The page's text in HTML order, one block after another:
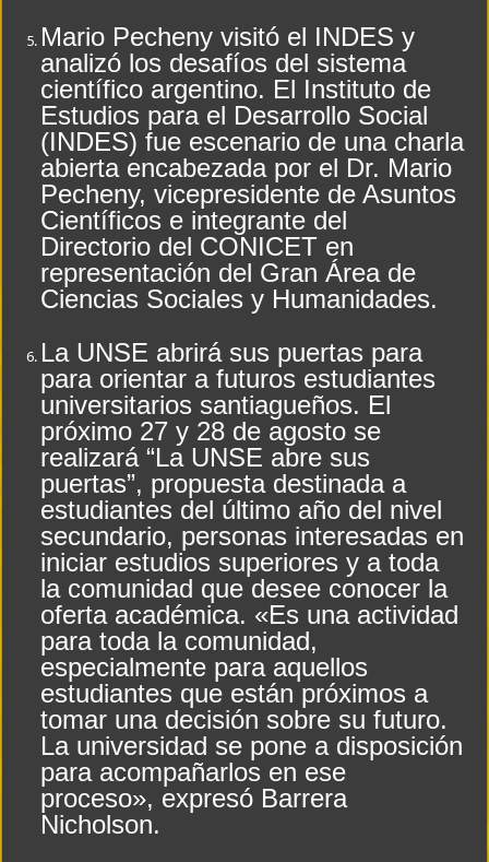
Mario Pecheny visitó el INDES y
analizó los desafíos del sistema
científico argentino. El Instituto de
Estudios para el Desarrollo Social
(INDES) fue escenario de una charla
abierta encabezada por el Dr. Mario
Pecheny, vicepresidente de Asuntos
Científicos e integrante del
Directorio del CONICET en
representación del Gran Área de
Ciencias Sociales y Humanidades.
La UNSE abrirá sus puertas para
para orientar a futuros estudiantes
universitarios santiagueños. El
próximo 27 y 28 de agosto se
realizará “La UNSE abre sus
puertas”, propuesta destinada a
estudiantes del último año del nivel
secundario, personas interesadas en
iniciar estudios superiores y a toda
la comunidad que desee conocer la
oferta académica. «Es una actividad
para toda la comunidad,
especialmente para aquellos
estudiantes que están próximos a
tomar una decisión sobre su futuro.
La universidad se pone a disposición
para acompañarlos en ese
proceso», expresó Barrera
Nicholson.